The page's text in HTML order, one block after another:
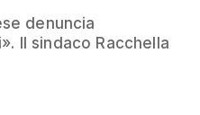
denuncia
Il sindaco Racchella